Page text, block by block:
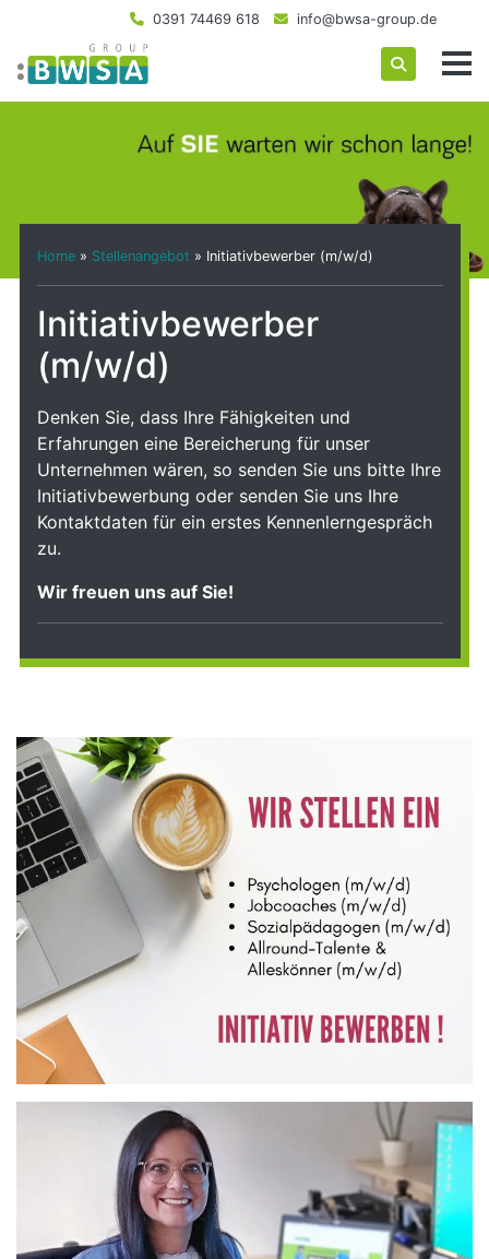
0391 74469 618 info@bwsa-group.de
Home» Stellenangebot » Initiativbewerber (m/w/d)
Initiativbewerber
(m/w/d)
Denken Sie, dass Ihre Fähigkeiten und
Erfahrungen eine Bereicherung für unser
Unternehmen wären, so senden Sie uns bitte Ihre
Initiativbewerbung oder senden Sie uns Ihre
Kontaktdaten für ein erstes Kennenlerngespräch
zu.
Wir freuen uns auf Sie!